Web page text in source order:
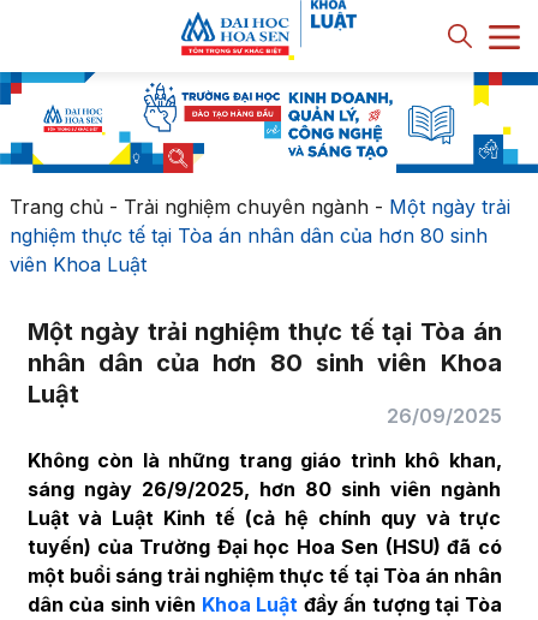
Trang chủ- Trải nghiệm chuyên ngành- Một ngày trải
nghiệm thực tế tại Tòa án nhân dân của hơn 80 sinh
viên Khoa Luật
Một ngày trải nghiệm thực tế tại Tòa án
nhân dân của hơn 80 sinh viên Khoa
Luật
26/09/2025
Không còn là những trang giáo trình khô khan,
sáng ngày 26/9/2025, hơn 80 sinh viên ngành
Luật và Luật Kinh tế (cả hệ chính quy và trực
tuyến) của Trường Đại học Hoa Sen (HSU) đã có
một buổi sáng trải nghiệm thực tế tại Tòa án nhân
dân của sinh viên Khoa Luật đầy ấn tượng tại Tòa